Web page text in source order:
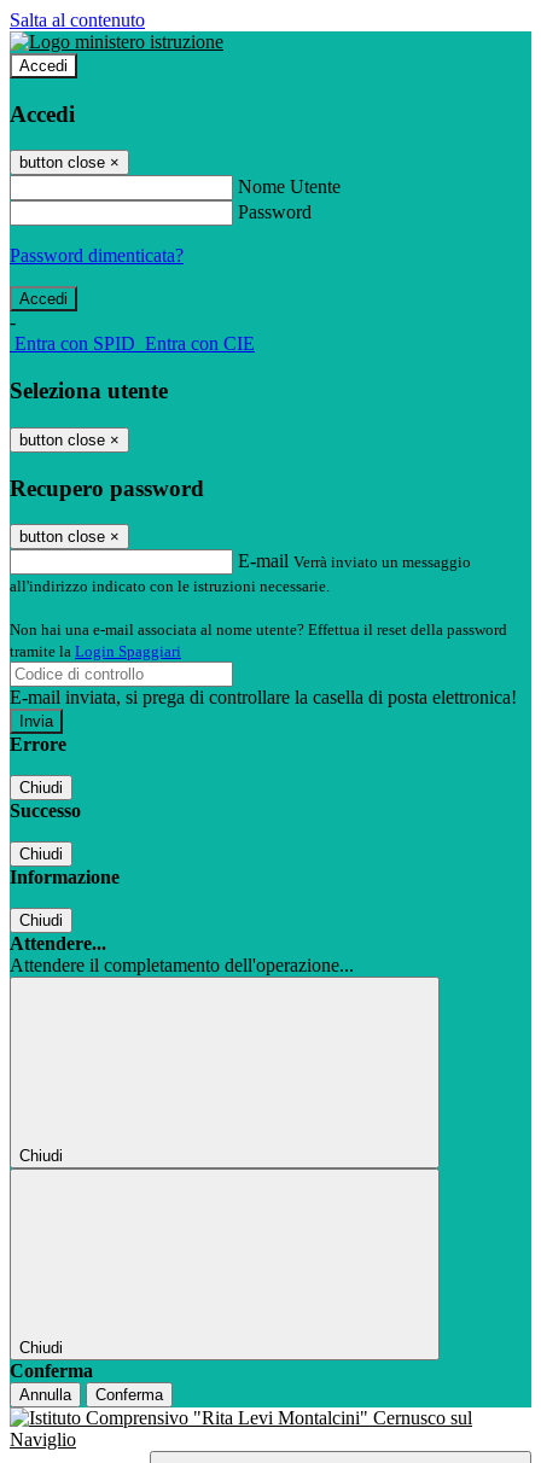
Salta al contenuto
Accedi
Accedi
button close ×
Nome Utente
Password
Password dimenticata?
-
Entra con SPID Entra con CIE
Seleziona utente
button close ×
Recupero password
button close ×
E-mail Verrà inviato un messaggio
all'indirizzo indicato con le istruzioni necessarie.
Non hai una e-mail associata al nome utente? Effettua il reset della password
tramite la Login Spaggiari
E-mail inviata, si prega di controllare la casella di posta elettronica!
Errore
Chiudi
Successo
Chiudi
Informazione
Chiudi
Attendere...
Attendere il completamento dell'operazione...
Chiudi
Chiudi
Conferma
Annulla Conferma